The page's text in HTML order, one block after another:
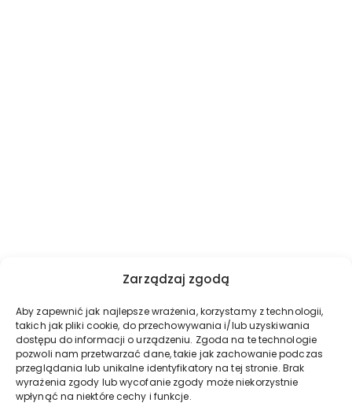
Zarządzaj zgodą
Aby zapewnić jak najlepsze wrażenia, korzystamy z technologii,
takich jak pliki cookie, do przechowywania i/lub uzyskiwania
dostępu do informacji o urządzeniu. Zgoda na te technologie
pozwoli nam przetwarzać dane, takie jak zachowanie podczas
przeglądania lub unikalne identyfikatory na tej stronie. Brak
wyrażenia zgody lub wycofanie zgody może niekorzystnie
wpłynąć na niektóre cechy i funkcje.
bartnik@bartnik.pl